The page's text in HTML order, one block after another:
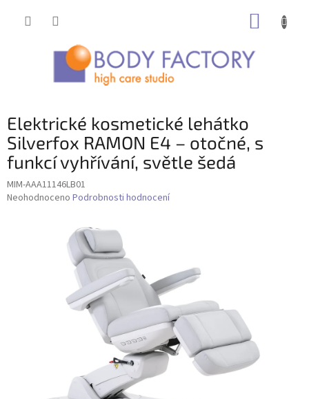
Elektrické kosmetické lehátko
Silverfox RAMON E4 – otočné, s
funkcí vyhřívání, světle šedá
MIM-AAA11146LB01
Průměrné
Neohodnoceno Podrobnosti hodnocení